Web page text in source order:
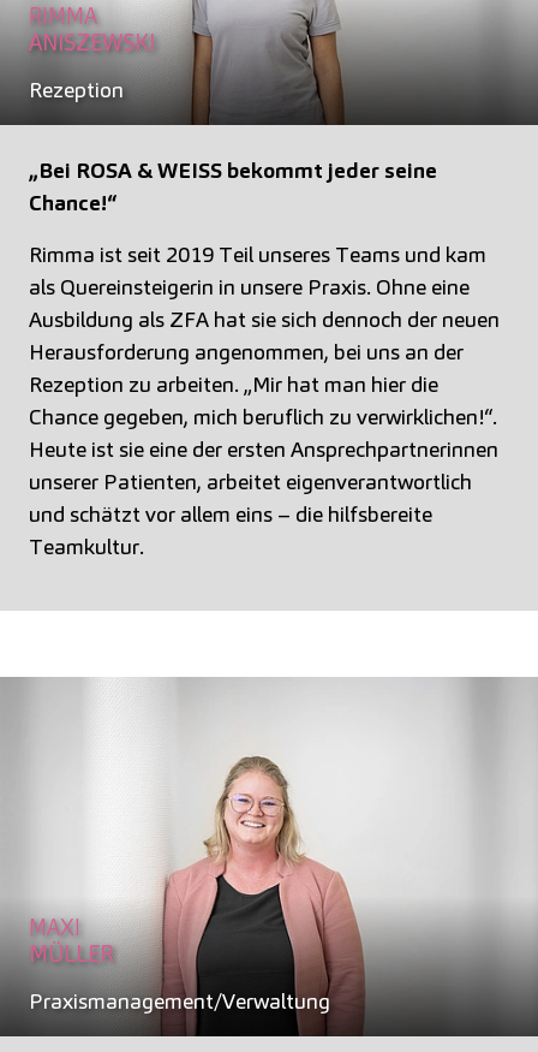
RIMMA
ANISZEWSKI
Rezeption
„Bei ROSA & WEISS bekommt jeder seine
Chance!“
Rimma ist seit 2019 Teil unseres Teams und kam
als Quereinsteigerin in unsere Praxis. Ohne eine
Ausbildung als ZFA hat sie sich dennoch der neuen
Herausforderung angenommen, bei uns an der
Rezeption zu arbeiten. „Mir hat man hier die
Chance gegeben, mich beruflich zu verwirklichen!“.
Heute ist sie eine der ersten Ansprechpartnerinnen
unserer Patienten, arbeitet eigenverantwortlich
und schätzt vor allem eins – die hilfsbereite
Teamkultur.
MAXI
MÜLLER
Praxismanagement/Verwaltung